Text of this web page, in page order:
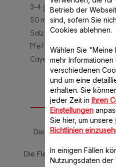
3-4 geschälte
50 ml weisser Essig
Salz
Pfeffer
Cayennepfeffer nach
Die Kräuter mit den
Die Fleischstücke eine 1/2
Betrieb der
sind, sofern Sie
Cookies ablehnen.
Wählen Sie "Meine
mehr
verschiedenen
und um eine
erhalten. Sie
jeder Zeit in Ihren
Einstellungen
Sie hier, um unsere
Richtlinien
In einigen Fällen
Nutzungsdaten der